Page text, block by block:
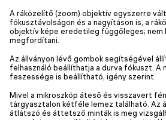
A ráközelítő (zoom) objektív egyszerre
fókusztávolságon és a nagyításon is, a
objektív képe eredetileg függőleges; nem
megfordítani.
Az állványon lévő gombok segítségével
felhasználó beállíthatja a durva fókuszt. A
feszessége is beállítható, igény szerint.
Mivel a mikroszkóp áteső és visszavert
tárgyasztalon kétféle lemez található. Az
átlátszó és áttetsző minták is meg